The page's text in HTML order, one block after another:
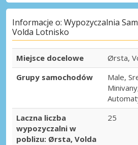
Informacje o: Wypozyczalnia
Volda Lotnisko
Miejsce docelowe
Ørsta,
Grupy samochodów
Male,
Laczna liczba
wypozyczalni w
poblizu: Ørsta, Volda
25